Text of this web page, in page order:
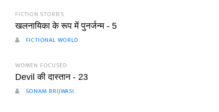
FICTION STORIES
खलनायिका के रूप में पुनर्जन्म - 5
FICTIONAL WORLD
WOMEN FOCUSED
Devil की दास्तान - 23
SONAM BRIJWASI